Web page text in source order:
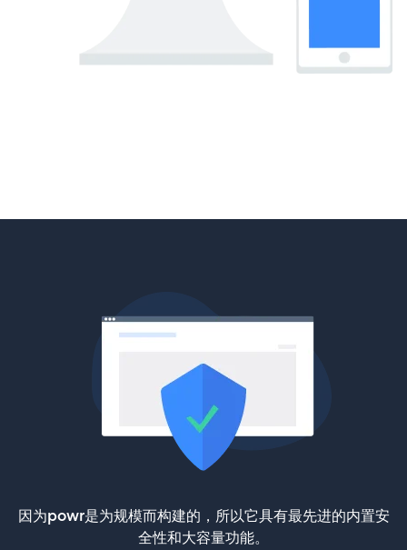
因为powr是为规模而构建的，所以它具有最先进的内置安
全性和大容量功能。